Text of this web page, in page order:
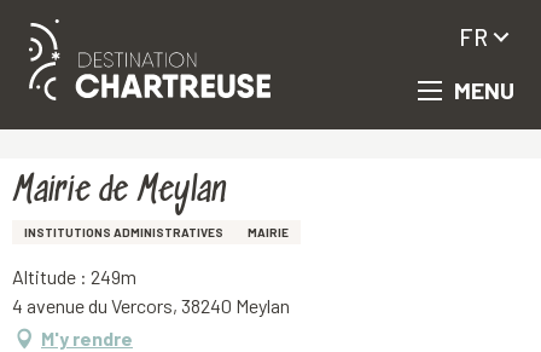
Aller
principal
MENU
FR
Mairie de Meylan
INSTITUTIONS ADMINISTRATIVES MAIRIE
Altitude : 249m
4 avenue du Vercors, 38240 Meylan
M'y rendre